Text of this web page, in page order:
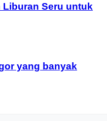
Seru untuk
yang banyak